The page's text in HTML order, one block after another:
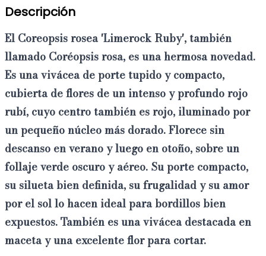
Descripción
ElCoreopsis rosea 'Limerock Ruby', también
llamado Coréopsis rosa, es una hermosa novedad.
Es unavivácea de porte tupido y compacto,
cubierta de flores de un intenso y profundo rojo
rubí, cuyo centro también es rojo, iluminado por
un pequeño núcleo más dorado. Florece sin
descanso en verano y luego en otoño, sobre un
follaje verde oscuro y aéreo. Su porte compacto,
su silueta bien definida, su frugalidad y su amor
por el sol lo hacen ideal para bordillos bien
expuestos. También es una vivácea destacada en
maceta y una excelente flor para cortar.